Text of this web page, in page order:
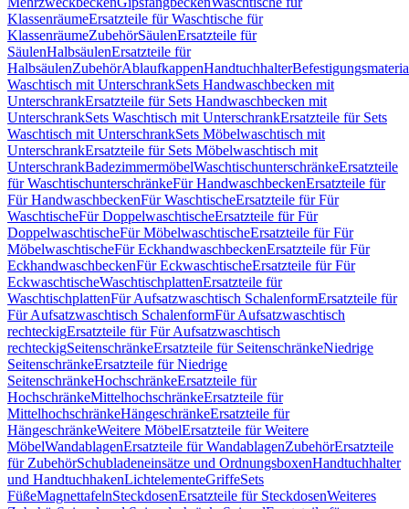
KlassenräumeErsatzteile für Waschtische für
KlassenräumeZubehörSäulenErsatzteile für
SäulenHalbsäulenErsatzteile für
HalbsäulenZubehörAblaufkappenHandtuchhalter
Waschtisch mit UnterschrankSets Handwaschbecken mit
UnterschrankErsatzteile für Sets Handwaschbecken mit
UnterschrankSets Waschtisch mit UnterschrankErsatzteile für Sets
Waschtisch mit UnterschrankSets Möbelwaschtisch mit
UnterschrankErsatzteile für Sets Möbelwaschtisch mit
UnterschrankBadezimmermöbelWaschtischunterschränkeErsatzteile
für WaschtischunterschränkeFür HandwaschbeckenErsatzteile für
Für HandwaschbeckenFür WaschtischeErsatzteile für Für
WaschtischeFür DoppelwaschtischeErsatzteile für Für
DoppelwaschtischeFür MöbelwaschtischeErsatzteile für Für
MöbelwaschtischeFür EckhandwaschbeckenErsatzteile für Für
EckhandwaschbeckenFür EckwaschtischeErsatzteile für Für
EckwaschtischeWaschtischplattenErsatzteile für
WaschtischplattenFür Aufsatzwaschtisch SchalenformErsatzteile für
Für Aufsatzwaschtisch SchalenformFür Aufsatzwaschtisch
rechteckigErsatzteile für Für Aufsatzwaschtisch
rechteckigSeitenschränkeErsatzteile für SeitenschränkeNiedrige
SeitenschränkeErsatzteile für Niedrige
SeitenschränkeHochschränkeErsatzteile für
HochschränkeMittelhochschränkeErsatzteile für
MittelhochschränkeHängeschränkeErsatzteile für
HängeschränkeWeitere MöbelErsatzteile für Weitere
MöbelWandablagenErsatzteile für WandablagenZubehörErsatzteile
für ZubehörSchubladeneinsätze und OrdnungsboxenHandtuchhalter
und HandtuchhakenLichtelementeGriffeSets
FüßeMagnettafelnSteckdosenErsatzteile für SteckdosenWeiteres